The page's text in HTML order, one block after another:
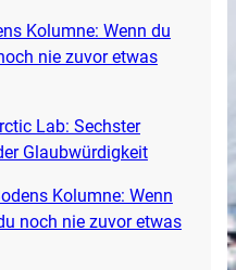
Kolumne: Wenn du
nie zuvor etwas
Lab: Sechster
Glaubwürdigkeit
Kolumne: Wenn
noch nie zuvor etwas